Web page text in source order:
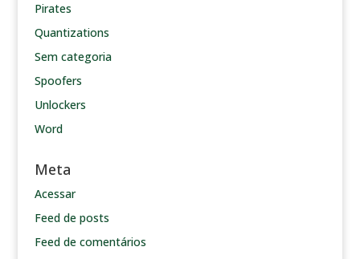
Pirates
Quantizations
Sem categoria
Spoofers
Unlockers
Word
Meta
Acessar
Feed de posts
Feed de comentários